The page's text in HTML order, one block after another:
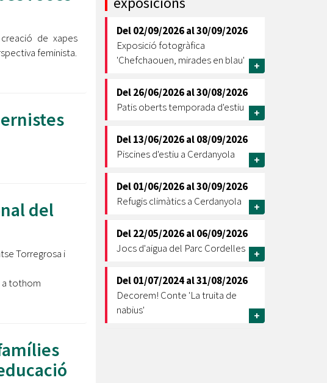
Ètica i Integritat
Retiment de Comptes
Dades Obertes
Catàleg de Serveis i Tràmits
Entitats
Equipaments
Mercats Municipals
Webs Municipals
de xapes
feminista.
del
Torregrosa i
a tothom
Del02/09/2026al30/09/2026
Exposició fotogràfica
'Chefchaouen, mirades en blau'
+
Del26/06/2026al30/08/2026
Patis oberts temporada d'estiu
+
Del13/06/2026al08/09/2026
Piscines d'estiu a Cerdanyola
+
Del01/06/2026al30/09/2026
Refugis climàtics a Cerdanyola
+
Del22/05/2026al06/09/2026
Jocs d'aigua del Parc Cordelles
+
Del01/07/2024al31/08/2026
Decorem! Conte 'La truita de
nabius'
+